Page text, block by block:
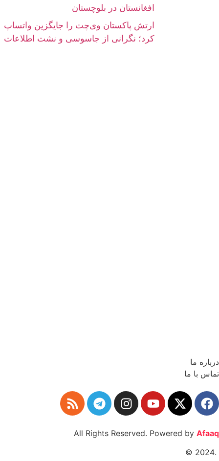
افغانستان در بلوچستان
ارتش پاکستان وی‌چت را جایگزین واتساپ
کرد؛ نگرانی از جاسوسی و نشت اطلاعات
درباره ما
تماس با ما
All Rights Reserved. Powered by Afaaq
.2024 ©